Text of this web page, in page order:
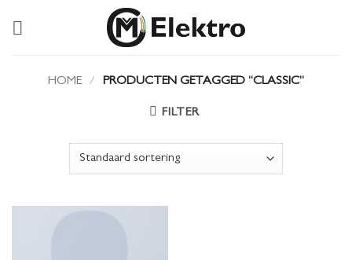
HOME / PRODUCTEN GETAGGED “CLASSIC”
FILTER